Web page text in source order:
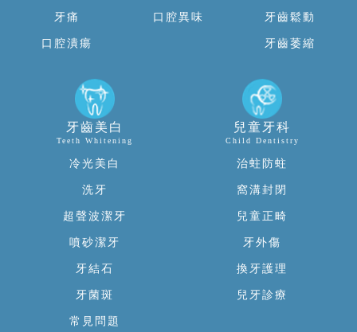
牙痛
口腔潰瘍
口腔異味 牙齒鬆動
牙齒萎縮
牙齒美白
Teeth Whitening
冷光美白
洗牙
超聲波潔牙
噴砂潔牙
牙結石
牙菌斑
常見問題
兒童牙科
Child Dentistry
治蛀防蛀
窩溝封閉
兒童正畸
牙外傷
換牙護理
兒牙診療